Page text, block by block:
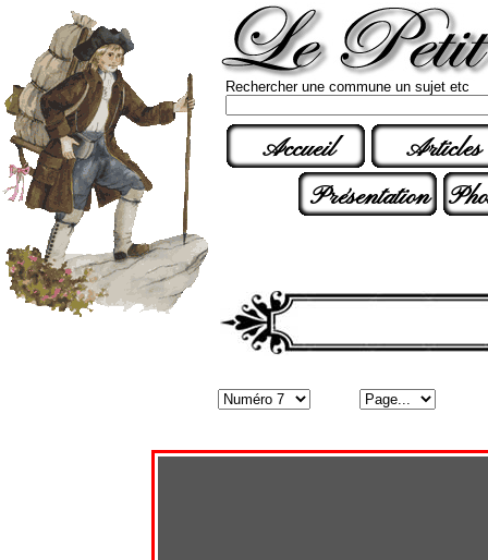
Rechercher une commune un sujet etc
Accueil
Articles
Présentation